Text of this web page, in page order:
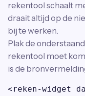
rekentool schaalt
draait altijd op de
bij te werken.
Plak de
rekentool moet
is de
<reken-widget